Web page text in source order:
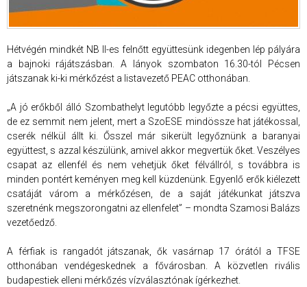
Hétvégén mindkét NB II-es felnőtt együttesünk idegenben lép pályára
a bajnoki rájátszásban. A lányok szombaton 16.30-tól Pécsen
játszanak ki-ki mérkőzést a listavezető PEAC otthonában.
„A jó erőkből álló Szombathelyt legutóbb legyőzte a pécsi együttes,
de ez semmit nem jelent, mert a SzoESE mindössze hat játékossal,
cserék nélkül állt ki. Ősszel már sikerült legyőznünk a baranyai
együttest, s azzal készülünk, amivel akkor megvertük őket. Veszélyes
csapat az ellenfél és nem vehetjük őket félvállról, s továbbra is
minden pontért keményen meg kell küzdenünk. Egyenlő erők kiélezett
csatáját várom a mérkőzésen, de a saját játékunkat játszva
szeretnénk megszorongatni az ellenfelet” – mondta Szamosi Balázs
vezetőedző.
A férfiak is rangadót játszanak, ők vasárnap 17 órától a TFSE
otthonában vendégeskednek a fővárosban. A közvetlen rivális
budapestiek elleni mérkőzés vízválasztónak ígérkezhet.